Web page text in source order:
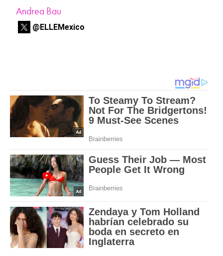
Andrea Bau
@ELLEMexico